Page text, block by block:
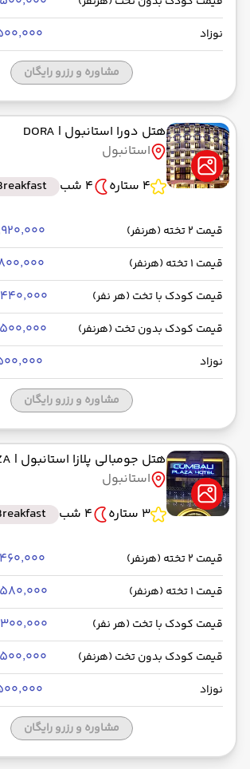
نوزاد ۴٬۵۰۰٬۰۰۰
مشاوره و رزرو رایگان
هتل دورا استانبول | DORA
استانبول
4 ستاره
4 شب
قیمت 2 تخته (هرنفر) ۵۹٬۹۲۰٬۰۰۰
قیمت 1 تخته (هرنفر) ۷۱٬۸۰۰٬۰۰۰
قیمت کودک با تخت (هر نفر) ۵۳٬۴۴۰٬۰۰۰
قیمت کودک بدون تخت (هرنفر) ۴۷٬۵۰۰٬۰۰۰
نوزاد ۴٬۵۰۰٬۰۰۰
مشاوره و رزرو رایگان
هتل جومبالی پلازا استانبول | CUMBALI PLAZA
استانبول
3 ستاره
4 شب
قیمت 2 تخته (هرنفر) ۶۰٬۴۶۰٬۰۰۰
قیمت 1 تخته (هرنفر) ۷۵٬۵۸۰٬۰۰۰
قیمت کودک با تخت (هر نفر) ۵۸٬۳۰۰٬۰۰۰
قیمت کودک بدون تخت (هرنفر) ۴۷٬۵۰۰٬۰۰۰
نوزاد ۴٬۵۰۰٬۰۰۰
مشاوره و رزرو رایگان